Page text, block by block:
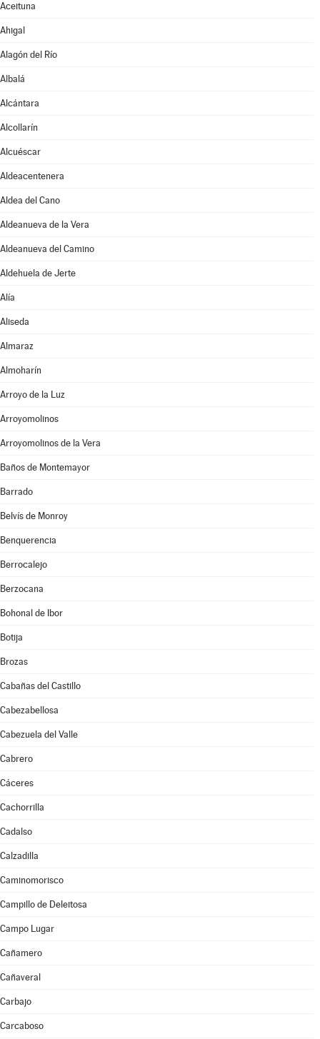
Aceituna
Ahigal
Alagón del Río
Albalá
Alcántara
Alcollarín
Alcuéscar
Aldeacentenera
Aldea del Cano
Aldeanueva de la Vera
Aldeanueva del Camino
Aldehuela de Jerte
Alía
Aliseda
Almaraz
Almoharín
Arroyo de la Luz
Arroyomolinos
Arroyomolinos de la Vera
Baños de Montemayor
Barrado
Belvís de Monroy
Benquerencia
Berrocalejo
Berzocana
Bohonal de Ibor
Botija
Brozas
Cabañas del Castillo
Cabezabellosa
Cabezuela del Valle
Cabrero
Cáceres
Cachorrilla
Cadalso
Calzadilla
Caminomorisco
Campillo de Deleitosa
Campo Lugar
Cañamero
Cañaveral
Carbajo
Carcaboso